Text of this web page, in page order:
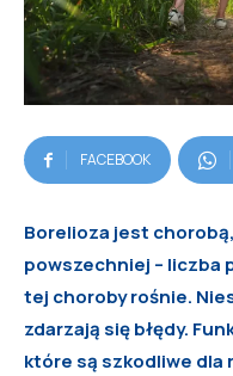
FACEBOOK
Borelioza jest
powszechniej – liczba
tej choroby rośnie.
zdarzają się błędy.
które są szkodliwe dla